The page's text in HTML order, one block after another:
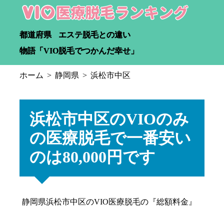
都道府県
エステ脱毛との違い
物語「VIO脱毛でつかんだ幸せ」
ホーム 静岡県 浜松市中区
浜松市中区のVIOのみ
の医療脱毛で一番安い
のは80,000円です
静岡県浜松市中区のVIO医療脱毛の『総額料金』